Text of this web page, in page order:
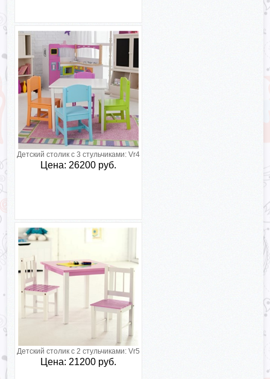
Детский столик с 3 стульчиками: Vr4
Цена: 26200 руб.
Детский столик с 2 стульчиками: Vr5
Цена: 21200 руб.